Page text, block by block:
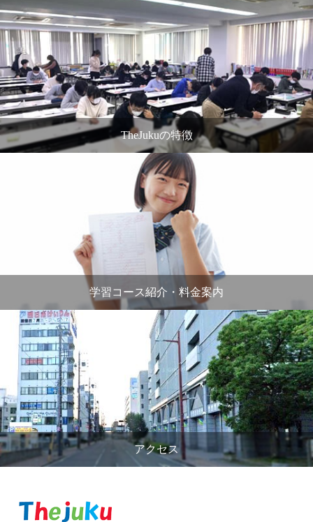
TheJukuの特徴
学習コース紹介・料金案内
アクセス